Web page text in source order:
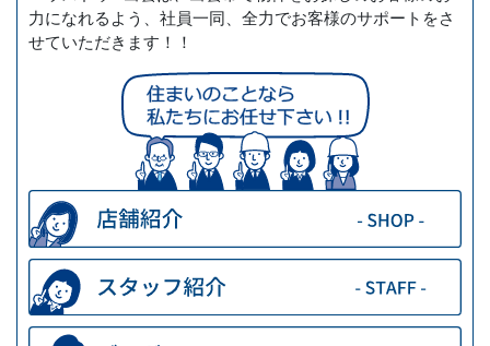
力になれるよう、社員一同、全力でお客様のサポートをさ
せていただきます！！